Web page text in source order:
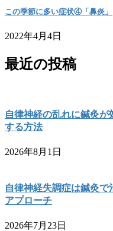
この季節に多い症状④「鼻炎」
2022年4月4日
最近の投稿
自律神経の乱れに鍼灸
する方法
2026年8月1日
自律神経失調症は鍼灸
アプローチ
2026年7月23日